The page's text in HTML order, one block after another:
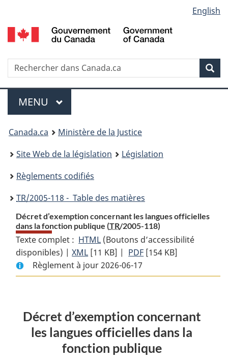
au
contenu
propos
de
la
HTML
simplifiée
selection
English
Recherche
Menu
MENU PRINCIPAL
You
are
here:
Canada.ca
Ministère de la Justice
Site Web de la législation
Législation
Règlements codifiés
TR/2005-118 - Table des matières
Décret d’exemption concernant les langues officielles
dans la fonction publique (TR/2005-118)
Texte complet : HTML Texte
complet
:
Décret
les
langues
officielles
dans
(Boutons d’accessibilité
disponibles) |XML Texte
complet
:
concernant
les
langues
officielles
[11 KB] | PDF Texte
:
concernant
les
officielles
[154 KB]
Règlement à jour 2026-06-17
Décret d’exemption concernant
les langues officielles dans la
fonction publique